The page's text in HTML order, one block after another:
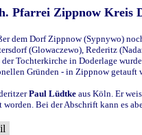
Pfarrei Zippnow Kreis
dem Dorf Zippnow (Sypnywo)
(Glowaczewo), Rederitz
Tochterkirche in Doderlage
Gründen - in Zippnow getauft
Paul Lüdtke aus Köln. Er
Bei der Abschrift kann es